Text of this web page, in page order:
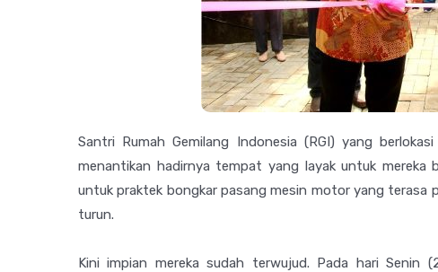
Santri Rumah Gemilang Indonesia (RGI) yang
menantikan hadirnya tempat yang layak untuk mereka
untuk praktek bongkar pasang mesin motor yang terasa
turun.
Kini impian mereka sudah terwujud. Pada hari Senin